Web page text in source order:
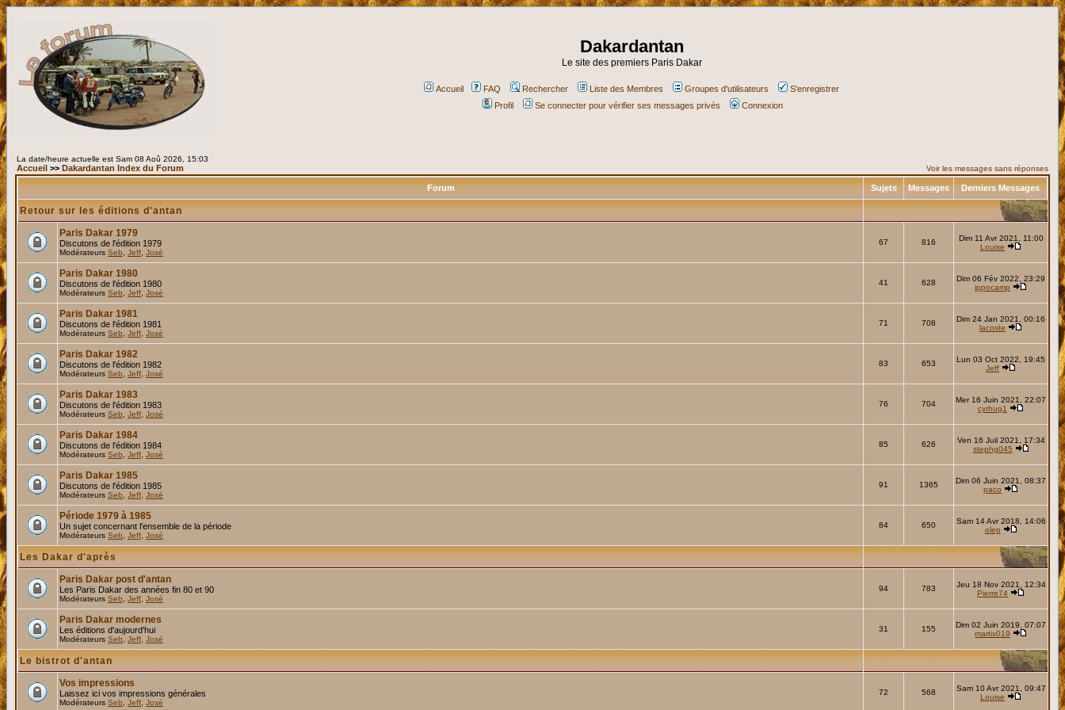
Dakardantan
Le site des premiers Paris Dakar
Accueil FAQ Rechercher Liste des Membres Groupes d'utilisateurs
S'enregistrer
Profil
Se connecter pour vérifier ses messages privés Connexion
La date/heure actuelle est Sam 08 Aoû 2026, 15:03
Accueil >> Dakardantan Index du Forum Voir les messages sans réponses
Forum Sujets Messages Derniers Messages
Retour sur les éditions d'antan
Paris Dakar 1979
Discutons de l'édition 1979
Modérateurs Seb Jeff José
67 816
Dim 11 Avr 2021, 11:00
Louise
Paris Dakar 1980
Discutons de l'édition 1980
Modérateurs Seb Jeff José
41 628
Dim 06 Fév 2022, 23:29
ippocamp
Paris Dakar 1981
Discutons de l'édition 1981
Modérateurs Seb Jeff José
71 708
Dim 24 Jan 2021, 00:16
lacoste
Paris Dakar 1982
Discutons de l'édition 1982
Modérateurs Seb Jeff José
83 653
Lun 03 Oct 2022, 19:45
Jeff
Paris Dakar 1983
Discutons de l'édition 1983
Modérateurs Seb Jeff José
76 704
Mer 16 Juin 2021, 22:07
cyrhug1
Paris Dakar 1984
Discutons de l'édition 1984
Modérateurs Seb Jeff José
85 626
Ven 16 Juil 2021, 17:34
stephg045
Paris Dakar 1985
Discutons de l'édition 1985
Modérateurs Seb Jeff José
91 1365
Dim 06 Juin 2021, 08:37
paco
Période 1979 à 1985
Un sujet concernant l'ensemble de la période
Modérateurs Seb Jeff José
84 650
Sam 14 Avr 2018, 14:06
olep
Les Dakar d'après
Paris Dakar post d'antan
Les Paris Dakar des années fin 80 et 90
Modérateurs Seb Jeff José
94 783
Jeu 18 Nov 2021, 12:34
Pierre74
Paris Dakar modernes
Les éditions d'aujourd'hui
Modérateurs Seb Jeff José
31 155
Dim 02 Juin 2019, 07:07
martix019
Le bistrot d'antan
Vos impressions
Laissez ici vos impressions générales
Modérateurs Seb Jeff José
72 568
Sam 10 Avr 2021, 09:47
Louise